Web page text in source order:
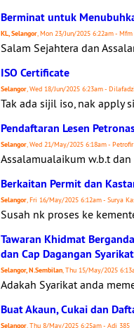
Berminat untuk
KL, Selangor, Mon 23/Jun/2025 6:22am -
Salam Sejahtera dan
ISO Certificate
Selangor, Wed 18/Jun/2025 6:23am -
Tak ada sijil iso, nak apply
Pendaftaran Lesen
Selangor, Wed 21/May/2025 6:18am -
Assalamualaikum w.b.t
Berkaitan Permit dan
Selangor, Fri 16/May/2025 6:12am - Surya
Susah nk proses ke
Tawaran Khidmat
dan Cap Dagangan
Selangor, N.Sembilan, Thu 15/May/2025
Adakah Syarikat anda
Buat Akaun, Cukai dan
Selangor, Thu 8/May/2025 6:25am - Adi 385